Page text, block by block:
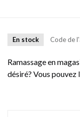
En stock Code de
Ramassage en
désiré? Vous